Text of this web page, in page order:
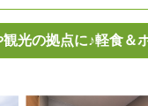
光の拠点に♪軽食＆